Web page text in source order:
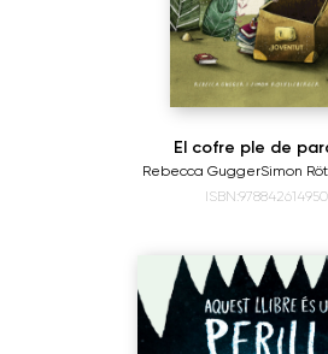
El cofre ple de
Rebecca GuggerSimon